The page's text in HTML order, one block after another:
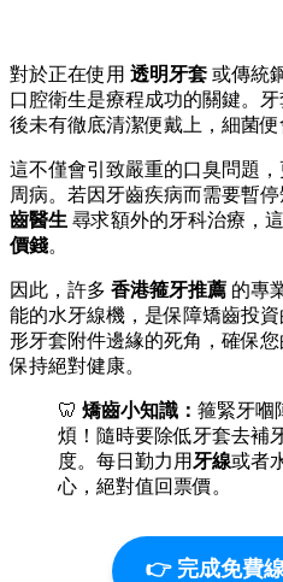
對於正在使用 透明牙套 或傳統
口腔衛生是療程成功的關鍵。
後未有徹底清潔便戴上，細菌便
這不僅會引致嚴重的口臭問題
周病。若因牙齒疾病而需要暫
齒醫生 尋求額外的牙科治療，
價錢。
因此，許多 香港箍牙推薦 的專
能的水牙線機，是保障矯齒投
形牙套附件邊緣的死角，確保
保持絕對健康。
🦷 矯齒小知識： 箍緊牙嗰
煩！隨時要除低牙套去補
度。每日勤力用 牙線或者
心，絕對值回票價。
👉 完成免費